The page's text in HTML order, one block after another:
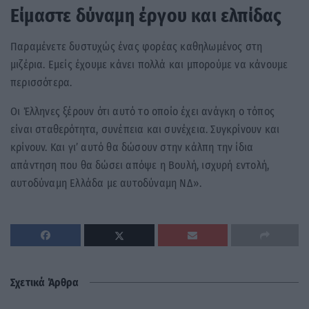
Είμαστε δύναμη έργου και ελπίδας
Παραμένετε δυστυχώς ένας φορέας καθηλωμένος στη
μιζέρια. Εμείς έχουμε κάνει πολλά και μπορούμε να κάνουμε
περισσότερα.
Οι Έλληνες ξέρουν ότι αυτό το οποίο έχει ανάγκη ο τόπος
είναι σταθερότητα, συνέπεια και συνέχεια. Συγκρίνουν και
κρίνουν. Και γι’ αυτό θα δώσουν στην κάλπη την ίδια
απάντηση που θα δώσει απόψε η Βουλή, ισχυρή εντολή,
αυτοδύναμη Ελλάδα με αυτοδύναμη ΝΔ».
Σχετικά Άρθρα